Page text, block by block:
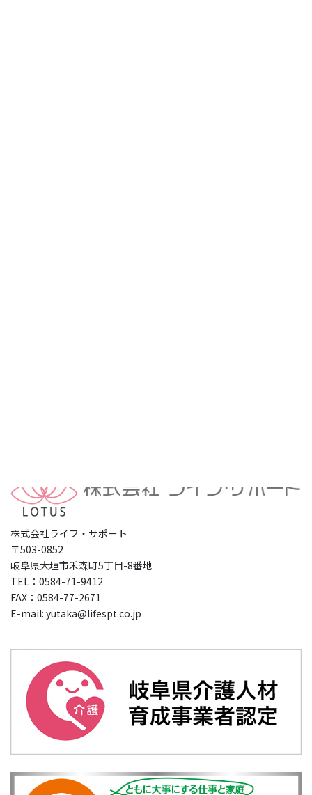
株式会社ライフ・サポート
〒503-0852
岐阜県大垣市禾森町5丁目-8番地
TEL：0584-71-9412
FAX：0584-77-2671
E-mail: yutaka@lifespt.co.jp